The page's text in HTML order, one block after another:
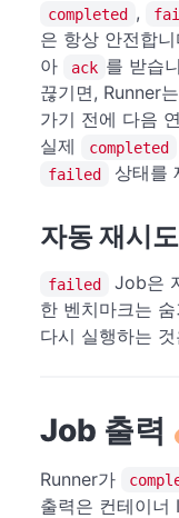
completed ,
은 항상 안전합
아
ack 를 받습
끊기면, Runner
가기 전에 다음
실제
completed
failed 상태를
자동 재시
failed
Job은
한 벤치마크는
다시 실행하는
Job 출력
Runner가
출력은 컨테이너